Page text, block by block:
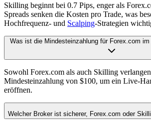
Skilling beginnt bei 0.7 Pips, enger als
Spreads senken die Kosten pro Trade, was
Hochfrequenz- und Scalping-Strategien
Was ist die Mindesteinzahlung für Forex.com
Sowohl Forex.com als auch Skilling
Mindesteinzahlung von $100, um ein Live-
eröffnen.
Welcher Broker ist sicherer, Forex.com oder